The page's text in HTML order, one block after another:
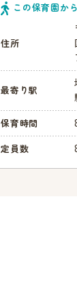
この保育園から
住所
最寄り駅
保育時間
定員数